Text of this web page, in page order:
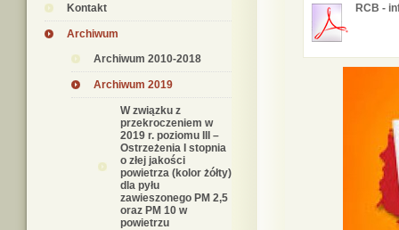
Kontakt
Archiwum
Archiwum 2010-2018
Archiwum 2019
W związku z
przekroczeniem w
2019 r. poziomu III –
Ostrzeżenia I stopnia
o złej jakości
powietrza (kolor żółty)
dla pyłu
zawieszonego PM 2,5
oraz PM 10 w
powietrzu
RCB -